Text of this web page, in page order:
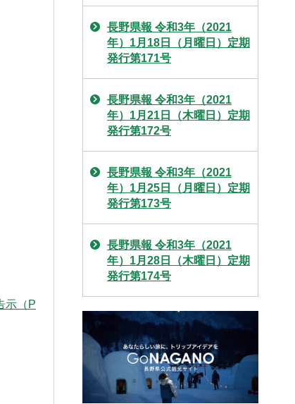
示（P
長野県報 令和3年（2021
年）1月18日（月曜日）定期
発行第171号
長野県報 令和3年（2021
年）1月21日（木曜日）定期
発行第172号
長野県報 令和3年（2021
年）1月25日（月曜日）定期
発行第173号
長野県報 令和3年（2021
年）1月28日（木曜日）定期
発行第174号